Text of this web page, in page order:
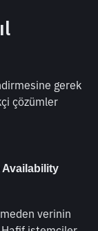
gerek
çözümler
Availability
verinin